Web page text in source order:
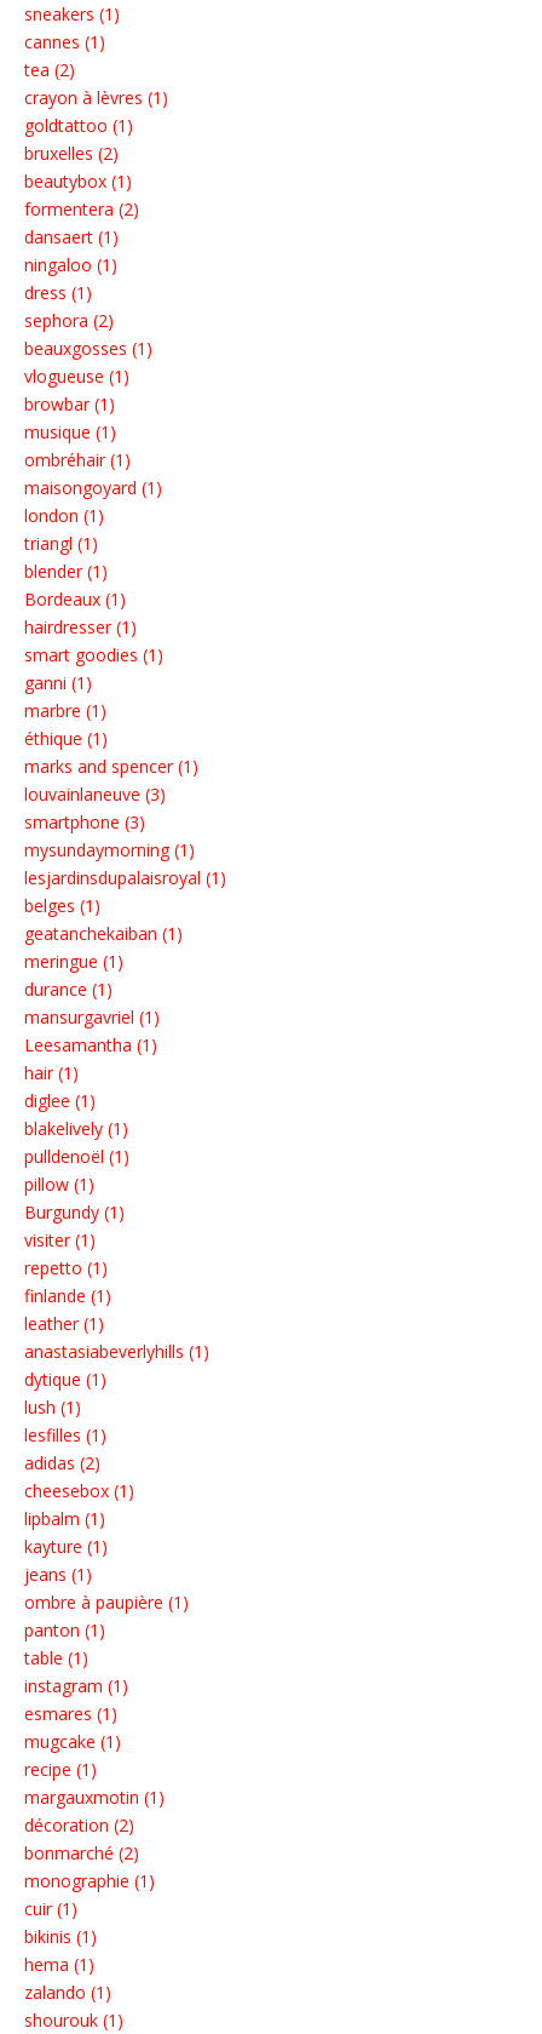
sneakers (1)
cannes (1)
tea (2)
crayon à lèvres (1)
goldtattoo (1)
bruxelles (2)
beautybox (1)
formentera (2)
dansaert (1)
ningaloo (1)
dress (1)
sephora (2)
beauxgosses (1)
vlogueuse (1)
browbar (1)
musique (1)
ombréhair (1)
maisongoyard (1)
london (1)
triangl (1)
blender (1)
Bordeaux (1)
hairdresser (1)
smart goodies (1)
ganni (1)
marbre (1)
éthique (1)
marks and spencer (1)
louvainlaneuve (3)
smartphone (3)
mysundaymorning (1)
lesjardinsdupalaisroyal (1)
belges (1)
geatanchekaiban (1)
meringue (1)
durance (1)
mansurgavriel (1)
Leesamantha (1)
hair (1)
diglee (1)
blakelively (1)
pulldenoël (1)
pillow (1)
Burgundy (1)
visiter (1)
repetto (1)
finlande (1)
leather (1)
anastasiabeverlyhills (1)
dytique (1)
lush (1)
lesfilles (1)
adidas (2)
cheesebox (1)
lipbalm (1)
kayture (1)
jeans (1)
ombre à paupière (1)
panton (1)
table (1)
instagram (1)
esmares (1)
mugcake (1)
recipe (1)
margauxmotin (1)
décoration (2)
bonmarché (2)
monographie (1)
cuir (1)
bikinis (1)
hema (1)
zalando (1)
shourouk (1)